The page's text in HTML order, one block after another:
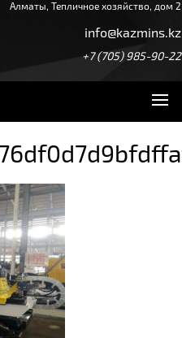
info@kazmins.kz
Алматы, Тепличное хозяйство, дом 2
+7 (705) 985-90-22